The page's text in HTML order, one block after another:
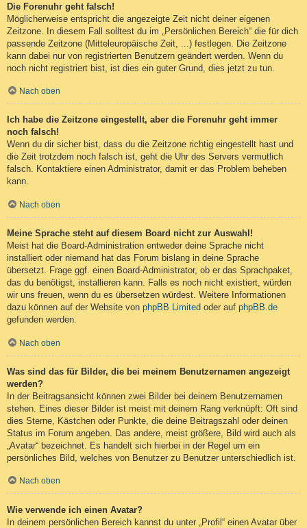
Die Forenuhr geht falsch!
Möglicherweise entspricht die angezeigte Zeit nicht deiner eigenen
Zeitzone. In diesem Fall solltest du im „Persönlichen Bereich“ die für dich
passende Zeitzone (Mitteleuropäische Zeit, ...) festlegen. Die Zeitzone
kann dabei nur von registrierten Benutzern geändert werden. Wenn du
noch nicht registriert bist, ist dies ein guter Grund, dies jetzt zu tun.
Nach oben
Ich habe die Zeitzone eingestellt, aber die Forenuhr geht immer
noch falsch!
Wenn du dir sicher bist, dass du die Zeitzone richtig eingestellt hast und
die Zeit trotzdem noch falsch ist, geht die Uhr des Servers vermutlich
falsch. Kontaktiere einen Administrator, damit er das Problem beheben
kann.
Nach oben
Meine Sprache steht auf diesem Board nicht zur Auswahl!
Meist hat die Board-Administration entweder deine Sprache nicht
installiert oder niemand hat das Forum bislang in deine Sprache
übersetzt. Frage ggf. einen Board-Administrator, ob er das Sprachpaket,
das du benötigst, installieren kann. Falls es noch nicht existiert, würden
wir uns freuen, wenn du es übersetzen würdest. Weitere Informationen
dazu können auf der Website von phpBB Limited oder auf phpBB.de
gefunden werden.
Nach oben
Was sind das für Bilder, die bei meinem Benutzernamen angezeigt
werden?
In der Beitragsansicht können zwei Bilder bei deinem Benutzernamen
stehen. Eines dieser Bilder ist meist mit deinem Rang verknüpft: Oft sind
dies Sterne, Kästchen oder Punkte, die deine Beitragszahl oder deinen
Status im Forum angeben. Das andere, meist größere, Bild wird auch als
„Avatar“ bezeichnet. Es handelt sich hierbei in der Regel um ein
persönliches Bild, welches von Benutzer zu Benutzer unterschiedlich ist.
Nach oben
Wie verwende ich einen Avatar?
In deinem persönlichen Bereich kannst du unter „Profil“ einen Avatar über